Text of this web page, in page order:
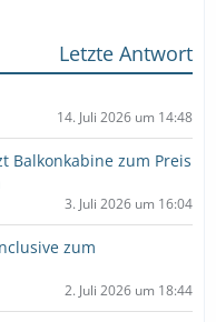
Letzte Antwort
14. Juli 2026 um 14:48
Balkonkabine zum Preis
3. Juli 2026 um 16:04
zum
2. Juli 2026 um 18:44